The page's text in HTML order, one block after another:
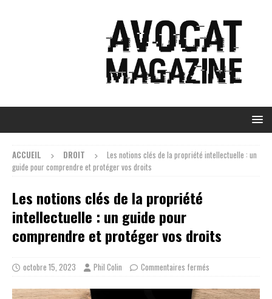
ACCUEIL DROIT
Les notions clés de la propriété intellectuelle : un
guide pour comprendre et protéger vos droits
Les notions clés de la propriété
intellectuelle : un guide pour
comprendre et protéger vos droits
octobre 15, 2023 Phil Colin Commentaires fermés